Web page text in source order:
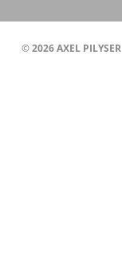
© 2026AXEL PILYSER